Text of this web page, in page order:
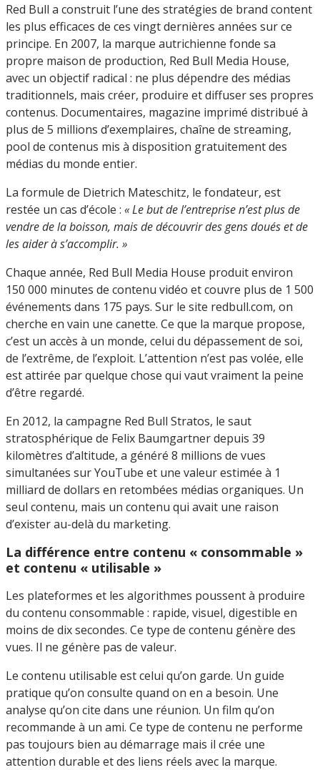
Red Bull a construit l’une des stratégies de brand content
les plus efficaces de ces vingt dernières années sur ce
principe. En 2007, la marque autrichienne fonde sa
propre maison de production, Red Bull Media House,
avec un objectif radical : ne plus dépendre des médias
traditionnels, mais créer, produire et diffuser ses propres
contenus. Documentaires, magazine imprimé distribué à
plus de 5 millions d’exemplaires, chaîne de streaming,
pool de contenus mis à disposition gratuitement des
médias du monde entier.
La formule de Dietrich Mateschitz, le fondateur, est
restée un cas d’école : « Le but de l’entreprise n’est plus de
vendre de la boisson, mais de découvrir des gens doués et de
les aider à s’accomplir. »
Chaque année, Red Bull Media House produit environ
150 000 minutes de contenu vidéo et couvre plus de 1 500
événements dans 175 pays. Sur le site redbull.com, on
cherche en vain une canette. Ce que la marque propose,
c’est un accès à un monde, celui du dépassement de soi,
de l’extrême, de l’exploit. L’attention n’est pas volée, elle
est attirée par quelque chose qui vaut vraiment la peine
d’être regardé.
En 2012, la campagne Red Bull Stratos, le saut
stratosphérique de Felix Baumgartner depuis 39
kilomètres d’altitude, a généré 8 millions de vues
simultanées sur YouTube et une valeur estimée à 1
milliard de dollars en retombées médias organiques. Un
seul contenu, mais un contenu qui avait une raison
d’exister au-delà du marketing.
La différence entre contenu « consommable »
et contenu « utilisable »
Les plateformes et les algorithmes poussent à produire
du contenu consommable : rapide, visuel, digestible en
moins de dix secondes. Ce type de contenu génère des
vues. Il ne génère pas de valeur.
Le contenu utilisable est celui qu’on garde. Un guide
pratique qu’on consulte quand on en a besoin. Une
analyse qu’on cite dans une réunion. Un film qu’on
recommande à un ami. Ce type de contenu ne performe
pas toujours bien au démarrage mais il crée une
attention durable et des liens réels avec la marque.